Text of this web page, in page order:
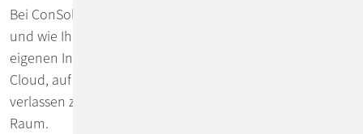
Bei ConSol heißt Datensouveränität: Sie entscheiden, wo
und wie Ihre KI-Lösung betrieben wird – lokal in Ihrer
eigenen Infrastruktur oder in einer DSGVO-konformen
Cloud, auf Wunsch innerhalb der EU. Ihre Daten
verlassen zu keinem Zeitpunkt den von Ihnen definierten
Raum.